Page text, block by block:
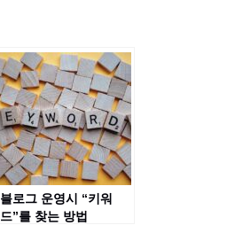
블로그 운영시 “키워
드”를 찾는 방법